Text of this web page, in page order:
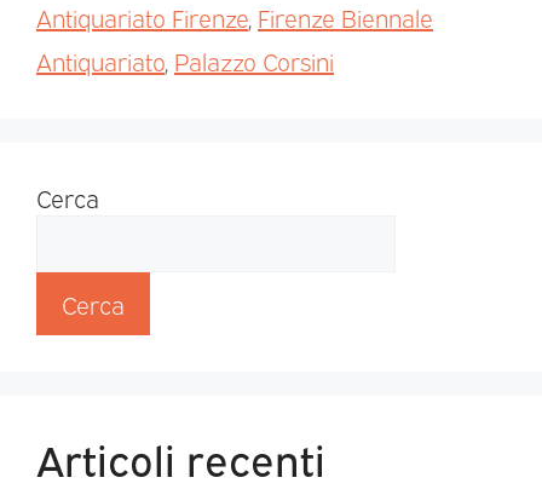
Antiquariato Firenze Firenze Biennale
Antiquariato Palazzo Corsini
Cerca
Cerca
Articoli recenti